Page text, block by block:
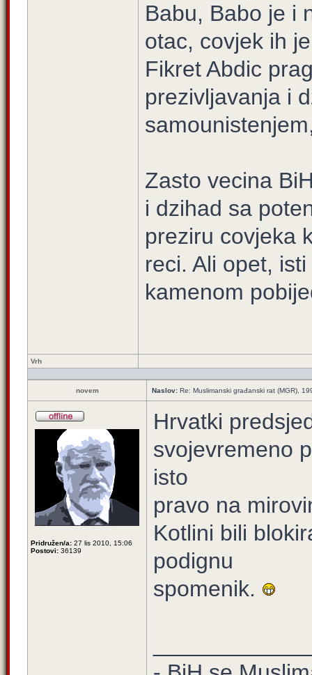
Babu, Babo je i
otac, covjek ih
Fikret Abdic
prezivljavanja i
Zasto vecina
i dzihad sa
preziru covjeka
reci. Ali opet,
kamenom
Vrh
novem Naslov: Re: Muslimanski građanski rat (MGR),
Pridružen/a: 27 lis 2010, 15:06
Postovi: 36139
Hrvatki
svojevremeno
isto
pravo na
Kotlini bili
podignu
spomenik.